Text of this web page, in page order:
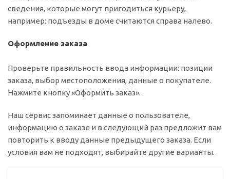
сведения, которые могут пригодиться курьеру,
например: подъезды в доме считаются справа налево.
Оформление заказа
Проверьте правильность ввода информации: позиции
заказа, выбор местоположения, данные о покупателе.
Нажмите кнопку «Оформить заказ».
Наш сервис запоминает данные о пользователе,
информацию о заказе и в следующий раз предложит вам
повторить к вводу данные предыдущего заказа. Если
условия вам не подходят, выбирайте другие варианты.